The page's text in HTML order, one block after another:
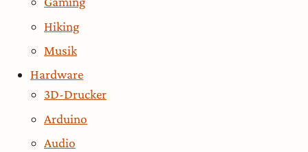
Hiking
Musik
Hardware
3D-Drucker
Arduino
Audio